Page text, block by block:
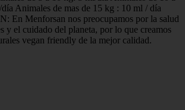
Animales de mas de 15 kg : 10 ml / día
En Menforsan nos preocupamos por la salud
y el cuidado del planeta, por lo que creamos
vegan friendly de la mejor calidad.